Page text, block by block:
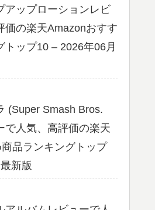
アップローションレビ
価の楽天Amazonおすす
トップ10 – 2026年06月
(Super Smash Bros.
で人気、高評価の楽天
品ランキングトップ
新版